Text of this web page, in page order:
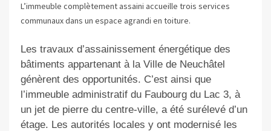
L’immeuble complètement assaini accueille trois services
communaux dans un espace agrandi en toiture.
Les travaux d’assainissement énergétique des
bâtiments appartenant à la Ville de Neuchâtel
génèrent des opportunités. C’est ainsi que
l’immeuble administratif du Faubourg du Lac 3, à
un jet de pierre du centre-ville, a été surélevé d’un
étage. Les autorités locales y ont modernisé les